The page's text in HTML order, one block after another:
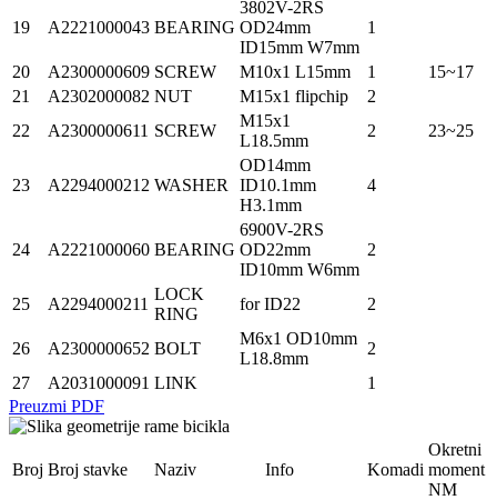
19 A2221000043 BEARING
3802V-2RS
OD24mm
ID15mm W7mm
1
20 A2300000609 SCREW M10x1 L15mm 1
15~17
21
A2302000082 NUT M15x1 flipchip
2
22
A2300000611 SCREW
M15x1
L18.5mm
2 23~25
23 A2294000212 WASHER
OD14mm
ID10.1mm
H3.1mm
4
24 A2221000060 BEARING
6900V-2RS
OD22mm
ID10mm W6mm
2
25 A2294000211
LOCK
RING
for ID22 2
26 A2300000652 BOLT
M6x1 OD10mm
L18.8mm
2
27
A2031000091 LINK
1
Preuzmi PDF
Broj Broj stavke Naziv Info Komadi
Okretni
moment
NM